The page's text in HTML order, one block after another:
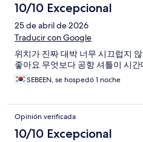
10/10 Excepcional
25 de abril de 2026
Traducir con Google
위치가 진짜 대박 너무 시끄럽지
좋아요 무엇보다 공항 셔틀이 시
SEBEEN, se hospedó 1 noche
Opinión verificada
10/10 Excepcional